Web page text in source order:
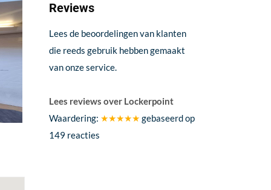
Reviews
Lees de beoordelingen van klanten
die reeds gebruik hebben gemaakt
van onze service.
Lees reviews over Lockerpoint
Waardering: ★★★★★ gebaseerd op
149 reacties